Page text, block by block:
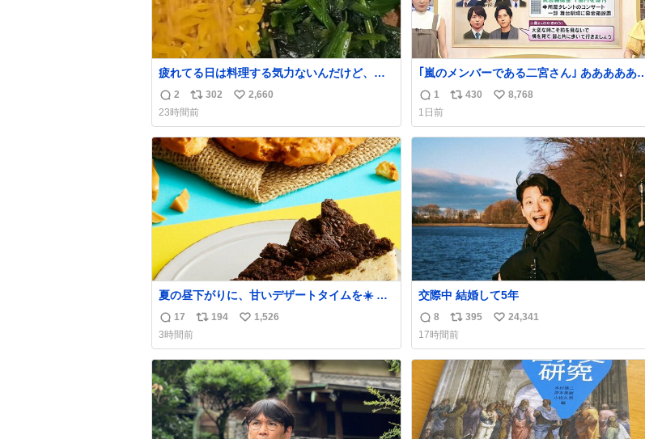
疲れてる日は料理する気力ないんだけど、こ
れは炊飯器におまかせするだけだから「これ
なら作れる！」ってなった。
返
信
数
2
リ
ポ
ス
ト
数
302
い
ね
数
2,660
23時間前
｢嵐のメンバーである二宮さん｣ ああああああ
泣いた、、
返
信
数
1
リ
ス
数
430
い
ね
8,768
1日前
夏の昼下がりに、甘いデザートタイムを☀️ サ
クサク食感が楽しめるデザート2品が登場して
います✨ どちらの”サクッ”から楽しみたいで
すか😊 🧡→ #キャラメルオールドファッショ
ンドーナツ 外はさっくり、中はしっとり。キ
ャラメルのビターな味わいに包まれたドーナ
ツ🍩 🖤→
返
信
数
17
リ
ス
ト
数
194
い
ね
数
1,526
3時間前
交際中 結婚して5年
返
信
数
8
リ
ポ
ス
ト
数
395
い
ね
数
24,341
17時間前